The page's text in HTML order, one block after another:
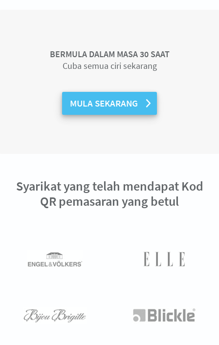
BERMULA DALAM MASA 30 SAAT
Cuba semua ciri sekarang
MULA SEKARANG
Syarikat yang telah mendapat Kod
QR pemasaran yang betul